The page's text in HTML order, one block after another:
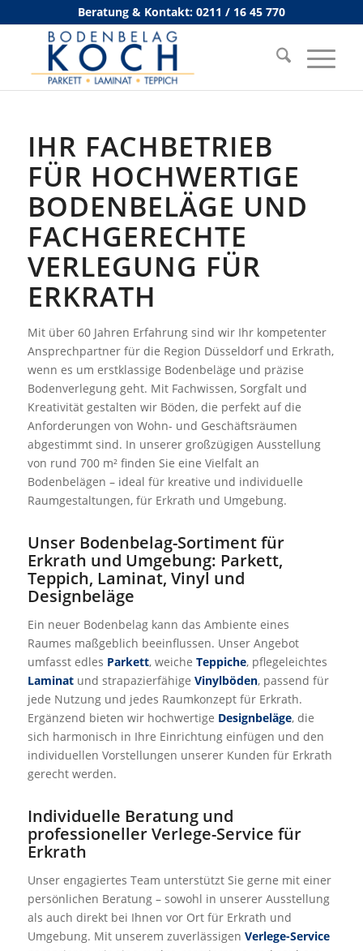
Beratung & Kontakt: 0211 / 16 45 770
IHR FACHBETRIEB
FÜR HOCHWERTIGE
BODENBELÄGE UND
FACHGERECHTE
VERLEGUNG FÜR
ERKRATH
Mit über 60 Jahren Erfahrung sind wir Ihr kompetenter
Ansprechpartner für die Region Düsseldorf und Erkrath,
wenn es um erstklassige Bodenbeläge und präzise
Bodenverlegung geht. Mit Fachwissen, Sorgfalt und
Kreativität gestalten wir Böden, die perfekt auf die
Anforderungen von Wohn- und Geschäftsräumen
abgestimmt sind. In unserer großzügigen Ausstellung
von rund 700 m² finden Sie eine Vielfalt an
Bodenbelägen – ideal für kreative und individuelle
Raumgestaltungen, für Erkrath und Umgebung.
Unser Bodenbelag-Sortiment für
Erkrath und Umgebung: Parkett,
Teppich, Laminat, Vinyl und
Designbeläge
Ein neuer Bodenbelag kann das Ambiente eines
Raumes maßgeblich beeinflussen. Unser Angebot
umfasst edles Parkett, weiche Teppiche, pflegeleichtes
Laminatund strapazierfähige Vinylböden, passend für
jede Nutzung und jedes Raumkonzept für Erkrath.
Ergänzend bieten wir hochwertige Designbeläge, die
sich harmonisch in Ihre Einrichtung einfügen und den
individuellen Vorstellungen unserer Kunden für Erkrath
gerecht werden.
Individuelle Beratung und
professioneller Verlege-Service für
Erkrath
Unser engagiertes Team unterstützt Sie gerne mit einer
persönlichen Beratung – sowohl in unserer Ausstellung
als auch direkt bei Ihnen vor Ort für Erkrath und
Umgebung. Mit unserem zuverlässigen Verlege-Service